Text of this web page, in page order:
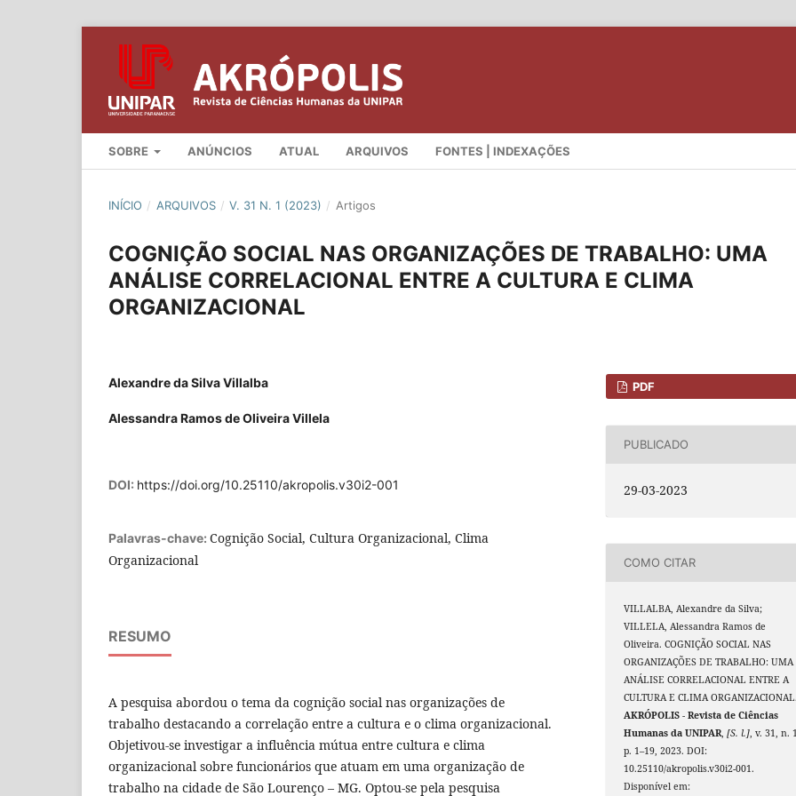
SOBRE ANÚNCIOS ATUAL ARQUIVOS FONTES | INDEXAÇÕES
INÍCIO / ARQUIVOS / V. 31 N. 1 (2023) / Artigos
COGNIÇÃO SOCIAL NAS ORGANIZAÇÕES DE TRABALHO: UMA
ANÁLISE CORRELACIONAL ENTRE A CULTURA E CLIMA
ORGANIZACIONAL
Alexandre da Silva Villalba
Alessandra Ramos de Oliveira Villela
DOI: https://doi.org/10.25110/akropolis.v30i2-001
Palavras-chave: Cognição Social, Cultura Organizacional, Clima
Organizacional
RESUMO
A pesquisa abordou o tema da cognição social nas organizações de
trabalho destacando a correlação entre a cultura e o clima organizacional.
Objetivou-se investigar a influência mútua entre cultura e clima
organizacional sobre funcionários que atuam em uma organização de
trabalho na cidade de São Lourenço – MG. Optou-se pela pesquisa
PDF
PUBLICADO
29-03-2023
COMO CITAR
VILLALBA, Alexandre da Silva;
VILLELA, Alessandra Ramos de
Oliveira. COGNIÇÃO SOCIAL NAS
ORGANIZAÇÕES DE TRABALHO: UMA
ANÁLISE CORRELACIONAL ENTRE A
CULTURA E CLIMA ORGANIZACIONAL.
AKRÓPOLIS - Revista de Ciências
Humanas da UNIPAR,[S. l.], v. 31, n.
p. 1–19, 2023. DOI:
10.25110/akropolis.v30i2-001.
Disponível em: